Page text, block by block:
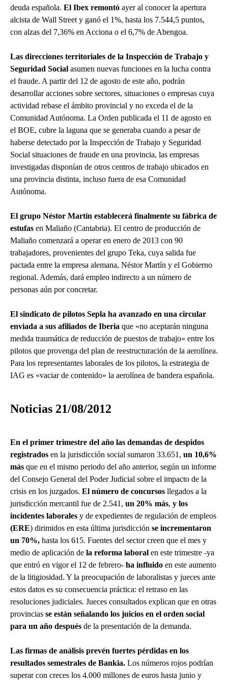
deuda española. El Ibex remontó ayer al conocer la apertura
alcista de Wall Street y ganó el 1%, hasta los 7.544,5 puntos,
con alzas del 7,36% en Acciona o el 6,7% de Abengoa.
Las direcciones territoriales de la Inspección de Trabajo y
Seguridad Social asumen nuevas funciones en la lucha contra
el fraude. A partir del 12 de agosto de este año, podrán
desarrollar acciones sobre sectores, situaciones o empresas cuya
actividad rebase el ámbito provincial y no exceda el de la
Comunidad Autónoma. La Orden publicada el 11 de agosto en
el BOE, cubre la laguna que se generaba cuando a pesar de
haberse detectado por la Inspección de Trabajo y Seguridad
Social situaciones de fraude en una provincia, las empresas
investigadas disponían de otros centros de trabajo ubicados en
una provincia distinta, incluso fuera de esa Comunidad
Autónoma.
El grupo Néstor Martín establecerá finalmente su fábrica de
estufas en Maliaño (Cantabria). El centro de producción de
Maliaño comenzará a operar en enero de 2013 con 90
trabajadores, provenientes del grupo Teka, cuya salida fue
pactada entre la empresa alemana, Néstor Martín y el Gobierno
regional. Además, dará empleo indirecto a un número de
personas aún por concretar.
El sindicato de pilotos Sepla ha avanzado en una circular
enviada a sus afiliados de Iberia que «no aceptarán ninguna
medida traumática de reducción de puestos de trabajo» entre los
pilotos que provenga del plan de reestructuración de la aerolínea.
Para los representantes laborales de los pilotos, la estrategia de
IAG es «vaciar de contenido» la aerolínea de bandera española.
Noticias 21/08/2012
En el primer trimestre del año las demandas de despidos
registrados en la jurisdicción social sumaron 33.651, un 10,6%
más que en el mismo periodo del año anterior, según un informe
del Consejo General del Poder Judicial sobre el impacto de la
crisis en los juzgados. El número de concursos llegados a la
jurisdicción mercantil fue de 2.541, un 20% más, y los
incidentes laborales y de expedientes de regulación de empleos
(ERE) dirimidos en esta última jurisdicción se incrementaron
un 70%, hasta los 615. Fuentes del sector creen que el mes y
medio de aplicación de la reforma laboral en este trimestre -ya
que entró en vigor el 12 de febrero- ha influido en este aumento
de la litigiosidad. Y la preocupación de laboralistas y jueces ante
estos datos es su consecuencia práctica: el retraso en las
resoluciones judiciales. Jueces consultados explican que en otras
provincias se están señalando los juicios en el orden social
para un año después de la presentación de la demanda.
Las firmas de análisis prevén fuertes pérdidas en los
resultados semestrales de Bankia. Los números rojos podrían
superar con creces los 4.000 millones de euros hasta junio y